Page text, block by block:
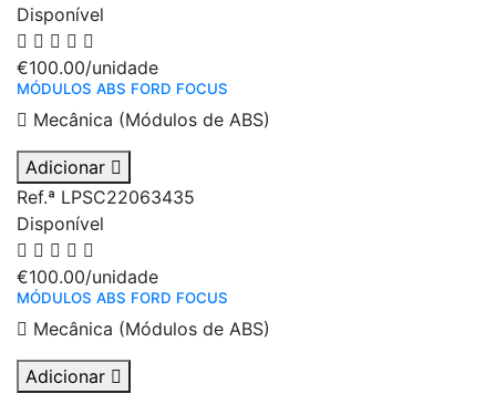
Disponível
€100.00/unidade
MÓDULOS ABS FORD FOCUS
Mecânica (Módulos de ABS)
Adicionar
Ref.ª LPSC22063435
Disponível
€100.00/unidade
MÓDULOS ABS FORD FOCUS
Mecânica (Módulos de ABS)
Adicionar